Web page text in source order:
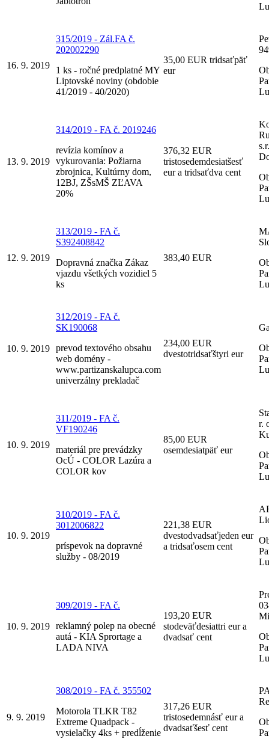
16. 9. 2019
315/2019 - Zál.FA č.
202002290
1 ks - ročné predplatné MY
Liptovské noviny (obdobie
41/2019 - 40/2020)
35,00 EUR tridsaťpäť
eur
13. 9. 2019
314/2019 - FA č. 2019246
revízia komínov a
vykurovania: Požiarna
zbrojnica, Kultúrny dom,
12BJ, ZŠsMŠ ZĽAVA
20%
376,32 EUR
tristosedemdesiatšesť
eur a tridsaťdva cent
12. 9. 2019
313/2019 - FA č.
S392408842
Dopravná značka Zákaz
vjazdu všetkých vozidiel 5
ks
383,40 EUR
10. 9. 2019
312/2019 - FA č.
SK190068
prevod textového obsahu
web domény -
www.partizanskalupca.com
univerzálny prekladač
234,00 EUR
dvestotridsaťštyri eur
10. 9. 2019
311/2019 - FA č.
VF190246
materiál pre prevádzky
OcÚ - COLOR Lazúra a
COLOR kov
85,00 EUR
osemdesiatpäť eur
r.
10. 9. 2019
310/2019 - FA č.
3012006822
príspevok na dopravné
služby - 08/2019
221,38 EUR
dvestodvadsaťjeden eur
a tridsaťosem cent
10. 9. 2019
309/2019 - FA č.
reklamný polep na obecné
autá - KIA Sprortage a
LADA NIVA
193,20 EUR
stodeväťdesiattri eur a
dvadsať cent
9. 9. 2019
308/2019 - FA č. 355502
Motorola TLKR T82
Extreme Quadpack -
vysielačky 4ks + predĺženie
317,26 EUR
tristosedemnásť eur a
dvadsaťšesť cent